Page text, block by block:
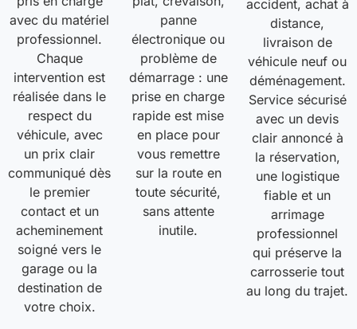
avec du matériel
professionnel.
Chaque
intervention est
réalisée dans le
respect du
véhicule, avec
un prix clair
communiqué dès
le premier
contact et un
acheminement
soigné vers le
garage ou la
destination de
votre choix.
panne
électronique ou
problème de
démarrage : une
prise en charge
rapide est mise
en place pour
vous remettre
sur la route en
toute sécurité,
sans attente
inutile.
accident, achat à
distance,
livraison de
véhicule neuf ou
déménagement.
Service sécurisé
avec un devis
clair annoncé à
la réservation,
une logistique
fiable et un
arrimage
professionnel
qui préserve la
carrosserie tout
au long du trajet.